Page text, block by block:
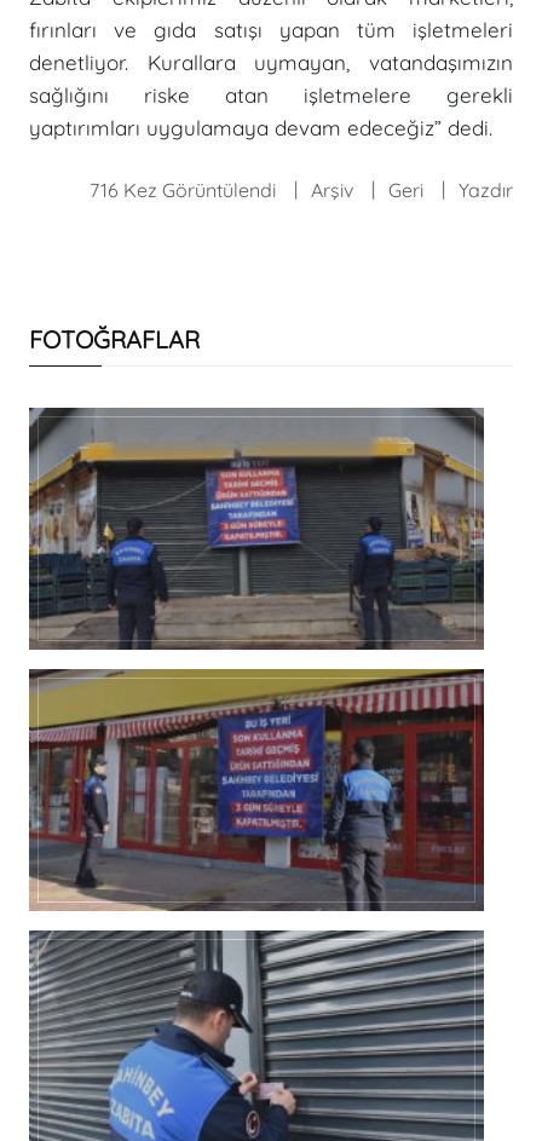
fırınları ve gıda satışı yapan tüm işletmeleri
denetliyor. Kurallara uymayan, vatandaşımızın
sağlığını riske atan işletmelere gerekli
yaptırımları uygulamaya devam edeceğiz” dedi.
716 Kez Görüntülendi Arşiv Geri Yazdır
FOTOĞRAFLAR